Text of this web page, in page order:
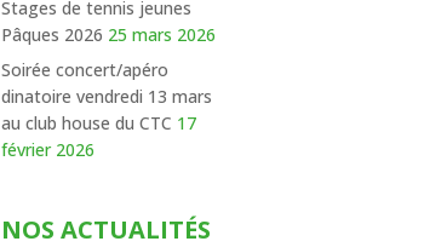
Stages de tennis jeunes
Pâques 2026 25 mars 2026
Soirée concert/apéro
dinatoire vendredi 13 mars
au club house du CTC 17
février 2026
NOS ACTUALITÉS